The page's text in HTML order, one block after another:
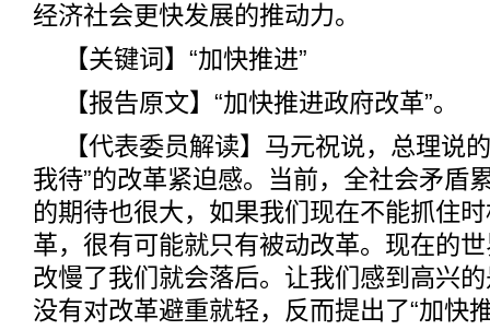
经济社会更快发展的推动力。
【关键词】“加快推进”
【报告原文】“加快推进政府改革”。
【代表委员解读】马元祝说，总理说
我待”的改革紧迫感。当前，全社会矛盾
的期待也很大，如果我们现在不能抓住
革，很有可能就只有被动改革。现在的
改慢了我们就会落后。让我们感到高兴
没有对改革避重就轻，反而提出了“加快